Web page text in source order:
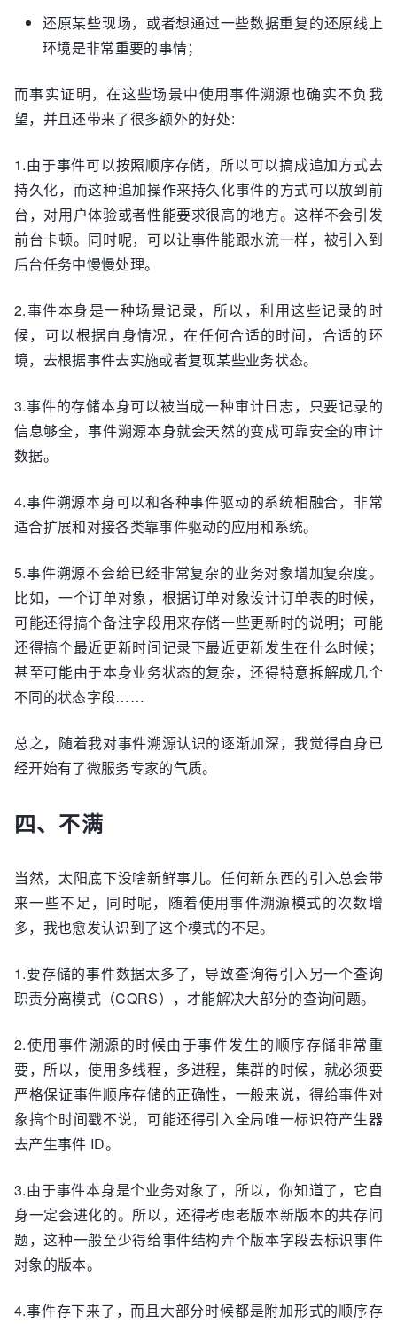
还原某些现场，或者想通过一些数据重复的还原线上
环境是非常重要的事情；
而事实证明，在这些场景中使用事件溯源也确实不负我
望，并且还带来了很多额外的好处:
1.由于事件可以按照顺序存储，所以可以搞成追加方式去
持久化，而这种追加操作来持久化事件的方式可以放到前
台，对用户体验或者性能要求很高的地方。这样不会引发
前台卡顿。同时呢，可以让事件能跟水流一样，被引入到
后台任务中慢慢处理。
2.事件本身是一种场景记录，所以，利用这些记录的时
候，可以根据自身情况，在任何合适的时间，合适的环
境，去根据事件去实施或者复现某些业务状态。
3.事件的存储本身可以被当成一种审计日志，只要记录的
信息够全，事件溯源本身就会天然的变成可靠安全的审计
数据。
4.事件溯源本身可以和各种事件驱动的系统相融合，非常
适合扩展和对接各类靠事件驱动的应用和系统。
5.事件溯源不会给已经非常复杂的业务对象增加复杂度。
比如，一个订单对象，根据订单对象设计订单表的时候，
可能还得搞个备注字段用来存储一些更新时的说明；可能
还得搞个最近更新时间记录下最近更新发生在什么时候；
甚至可能由于本身业务状态的复杂，还得特意拆解成几个
不同的状态字段……
总之，随着我对事件溯源认识的逐渐加深，我觉得自身已
经开始有了微服务专家的气质。
四、不满
当然，太阳底下没啥新鲜事儿。任何新东西的引入总会带
来一些不足，同时呢，随着使用事件溯源模式的次数增
多，我也愈发认识到了这个模式的不足。
1.要存储的事件数据太多了，导致查询得引入另一个查询
职责分离模式（CQRS），才能解决大部分的查询问题。
2.使用事件溯源的时候由于事件发生的顺序存储非常重
要，所以，使用多线程，多进程，集群的时候，就必须要
严格保证事件顺序存储的正确性，一般来说，得给事件对
象搞个时间戳不说，可能还得引入全局唯一标识符产生器
去产生事件 ID。
3.由于事件本身是个业务对象了，所以，你知道了，它自
身一定会进化的。所以，还得考虑老版本新版本的共存问
题，这种一般至少得给事件结构弄个版本字段去标识事件
对象的版本。
4.事件存下来了，而且大部分时候都是附加形式的顺序存